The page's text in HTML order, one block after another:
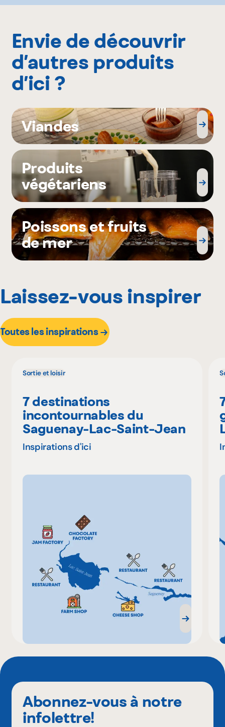
Envie de découvrir
d’autres produits
d’ici ?
Viandes
Produits
végétariens
Poissons et fruits
de mer
Laissez-vous inspirer
Toutes les inspirations
Sortie et loisir
7 destinations
incontournables du
Saguenay-Lac-Saint-Jean
Inspirations d'ici
Abonnez-vous à notre
infolettre!